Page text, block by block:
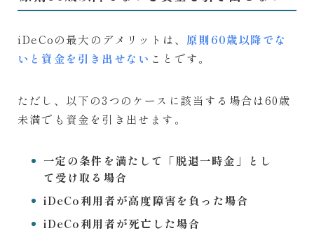
iDeCoの最大のデメリットは、 原則60歳以降でな
いと資金を引き出せない ことです。
ただし、以下の3つのケースに該当する場合は60歳
未満でも資金を引き出せます。
一定の条件を満たして「脱退一時金」とし
て受け取る場合
iDeCo利用者が高度障害を負った場合
iDeCo利用者が死亡した場合